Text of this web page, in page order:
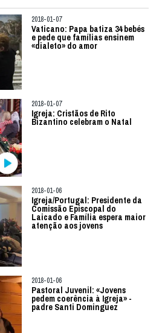
2018-01-07
Vaticano: Papa batiza 34 bebés
e pede que famílias ensinem
«dialeto» do amor
2018-01-07
Igreja: Cristãos de Rito
Bizantino celebram o Natal
2018-01-06
Igreja/Portugal: Presidente da
Comissão Episcopal do
Laicado e Família espera maior
atenção aos jovens
2018-01-06
Pastoral Juvenil: «Jovens
pedem coerência à Igreja» -
padre Santi Dominguez